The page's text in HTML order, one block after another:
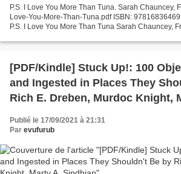
P.S. I Love You More Than Tuna. Sarah Chauncey,
Love-You-More-Than-Tuna.pdf ISBN:
P.S. I Love You More Than Tuna Sarah Chauncey,
[PDF/Kindle] Stuck Up!: 100
and Ingested in Places They
Rich E. Dreben, Murdoc Knight,
Sindhian
Publié le 17/09/2021 à 21:31
Par evufurub